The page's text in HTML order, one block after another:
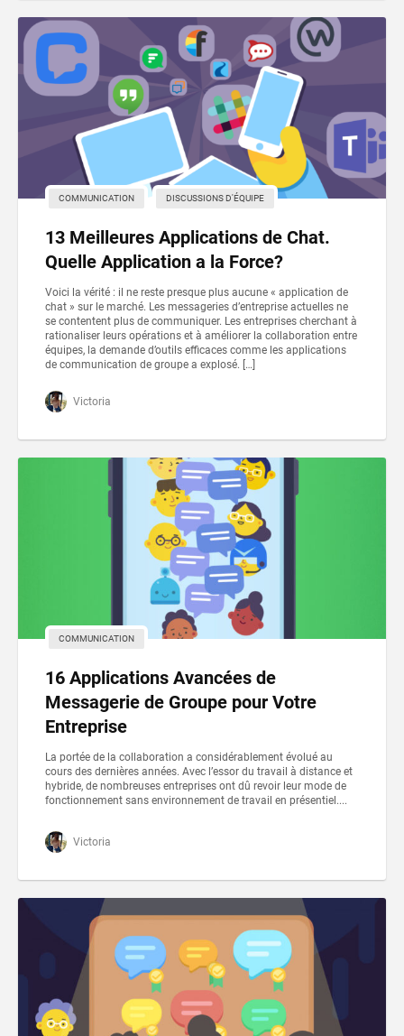
COMMUNICATION DISCUSSIONS D'ÉQUIPE
13 Meilleures Applications de Chat.
Quelle Application a la Force?
Voici la vérité : il ne reste presque plus aucune « application de
chat » sur le marché. Les messageries d’entreprise actuelles ne
se contentent plus de communiquer. Les entreprises cherchant à
rationaliser leurs opérations et à améliorer la collaboration entre
équipes, la demande d’outils efficaces comme les applications
de communication de groupe a explosé. […]
Victoria
COMMUNICATION
16 Applications Avancées de
Messagerie de Groupe pour Votre
Entreprise
La portée de la collaboration a considérablement évolué au
cours des dernières années. Avec l’essor du travail à distance et
hybride, de nombreuses entreprises ont dû revoir leur mode de
fonctionnement sans environnement de travail en présentiel....
Victoria